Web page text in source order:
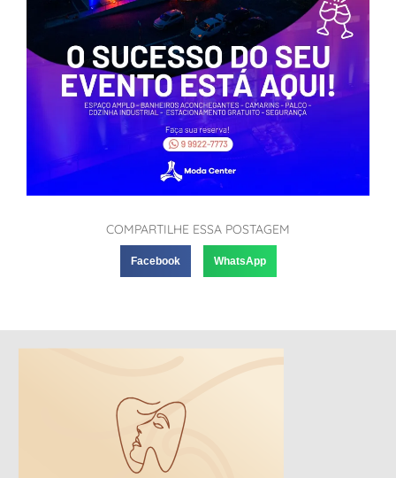
COMPARTILHE ESSA POSTAGEM
Facebook WhatsApp